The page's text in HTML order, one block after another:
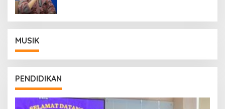
MUSIK
PENDIDIKAN